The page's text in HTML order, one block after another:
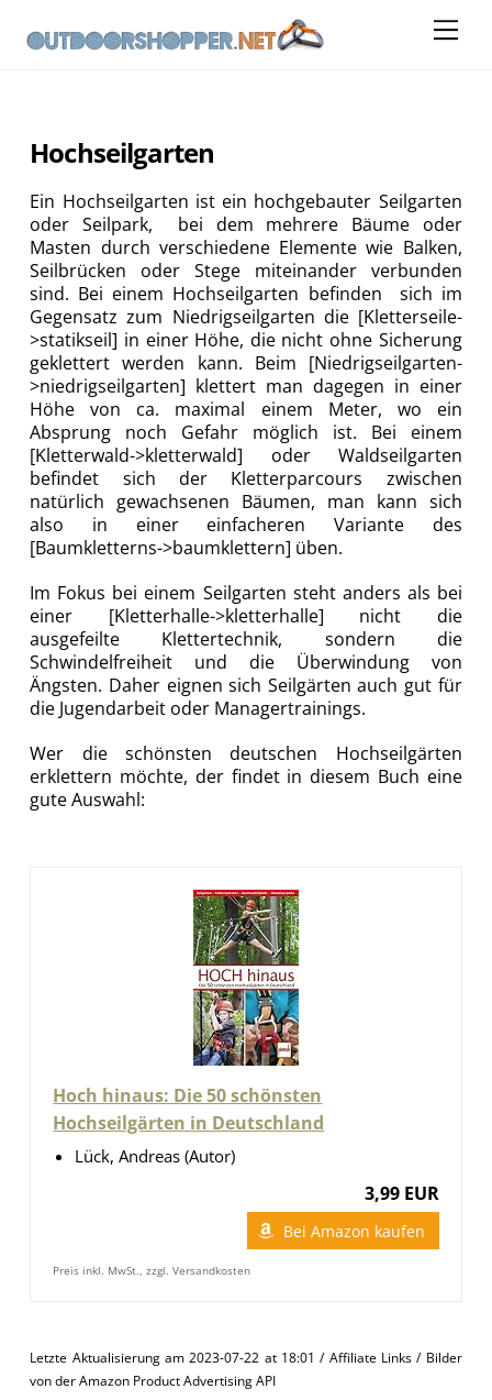
content
Hochseilgarten
Ein Hochseilgarten ist ein hochgebauter Seilgarten
oder Seilpark, bei dem mehrere Bäume oder
Masten durch verschiedene Elemente wie Balken,
Seilbrücken oder Stege miteinander verbunden
sind. Bei einem Hochseilgarten befinden sich im
Gegensatz zum Niedrigseilgarten die [Kletterseile-
>statikseil] in einer Höhe, die nicht ohne Sicherung
geklettert werden kann. Beim [Niedrigseilgarten-
>niedrigseilgarten] klettert man dagegen in einer
Höhe von ca. maximal einem Meter, wo ein
Absprung noch Gefahr möglich ist. Bei einem
[Kletterwald->kletterwald] oder Waldseilgarten
befindet sich der Kletterparcours zwischen
natürlich gewachsenen Bäumen, man kann sich
also in einer einfacheren Variante des
[Baumkletterns->baumklettern] üben.
Im Fokus bei einem Seilgarten steht anders als bei
einer [Kletterhalle->kletterhalle] nicht die
ausgefeilte Klettertechnik, sondern die
Schwindelfreiheit und die Überwindung von
Ängsten. Daher eignen sich Seilgärten auch gut für
die Jugendarbeit oder Managertrainings.
Wer die schönsten deutschen Hochseilgärten
erklettern möchte, der findet in diesem Buch eine
gute Auswahl:
Hoch hinaus: Die 50 schönsten
Hochseilgärten in Deutschland
Lück, Andreas (Autor)
3,99 EUR
Bei Amazon kaufen
Preis inkl. MwSt., zzgl. Versandkosten
Letzte Aktualisierung am 2023-07-22 at 18:01 / Affiliate Links / Bilder
von der Amazon Product Advertising API